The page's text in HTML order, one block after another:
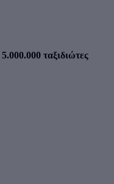
5.000.000 ταξιδιώτες